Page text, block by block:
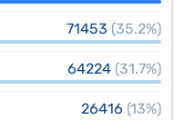
71453 (35.2%)
64224 (31.7%)
26416 (13%)